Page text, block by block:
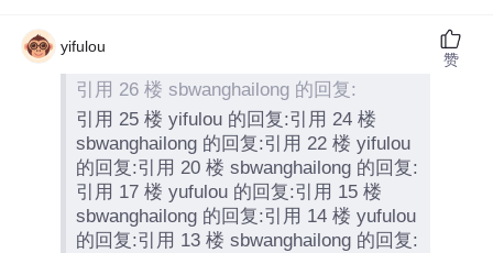
yifulou
引用 26 楼 sbwanghailong 的回复:
引用 25 楼 yifulou 的回复:引用 24 楼
sbwanghailong 的回复:引用 22 楼 yifulou
的回复:引用 20 楼 sbwanghailong 的回复:
引用 17 楼 yufulou 的回复:引用 15 楼
sbwanghailong 的回复:引用 14 楼 yufulou
的回复:引用 13 楼 sbwanghailong 的回复:
赞